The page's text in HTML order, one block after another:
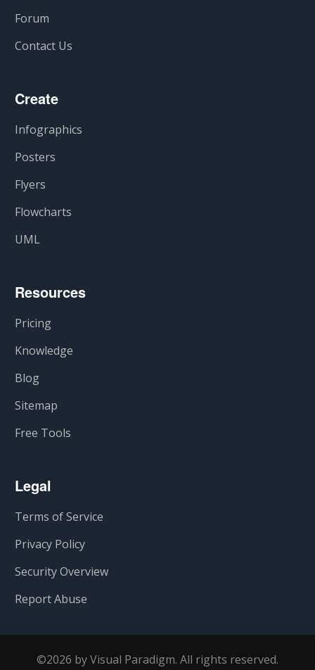
Forum
Contact Us
Create
Infographics
Posters
Flyers
Flowcharts
UML
Resources
Pricing
Knowledge
Blog
Sitemap
Free Tools
Legal
Terms of Service
Privacy Policy
Security Overview
Report Abuse
©2026 by Visual Paradigm. All rights reserved.